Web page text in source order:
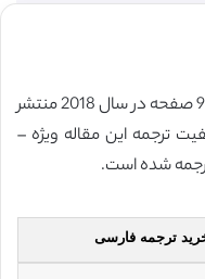
این مقاله انگلیسی ISI در نشریه الزویر در 9 صفحه در سال 2018 منتشر
کیفیت ترجمه این مقاله ویژه –
شده است.
خرید ترجمه فارسی